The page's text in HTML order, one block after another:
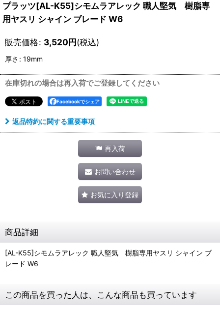
プラッツ[AL-K55]シモムラアレック 職人堅気 樹脂専
用ヤスリ シャイン ブレード W6
販売価格: 3,520円(税込)
厚さ : 19mm
在庫切れの場合は再入荷でご登録してください
Facebookでシェア
返品特約に関する重要事項
再入荷
お問い合わせ
お気に入り登録
商品詳細
[AL-K55]シモムラアレック 職人堅気 樹脂専用ヤスリ シャイン ブ
レード W6
この商品を買った人は、こんな商品も買っています